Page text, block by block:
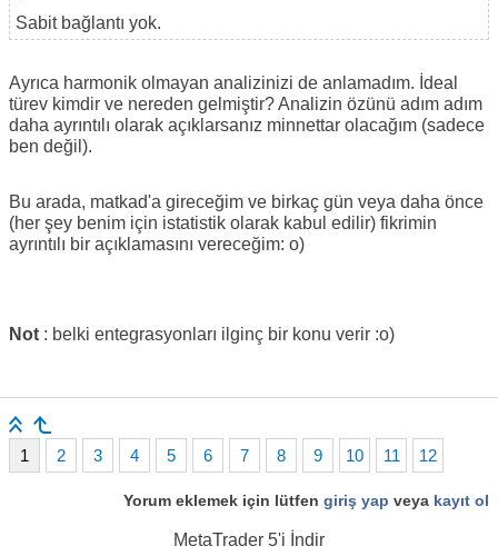
Sabit bağlantı yok.
Ayrıca harmonik olmayan analizinizi de anlamadım. İdeal
türev kimdir ve nereden gelmiştir? Analizin özünü adım adım
daha ayrıntılı olarak açıklarsanız minnettar olacağım (sadece
ben değil).
Bu arada, matkad'a gireceğim ve birkaç gün veya daha önce
(her şey benim için istatistik olarak kabul edilir) fikrimin
ayrıntılı bir açıklamasını vereceğim: o)
Not : belki entegrasyonları ilginç bir konu verir :o)
1 2 3 4 5 6 7 8 9 10 11 12
Yorum eklemek için lütfen giriş yap veya kayıt ol
MetaTrader 5'i İndir